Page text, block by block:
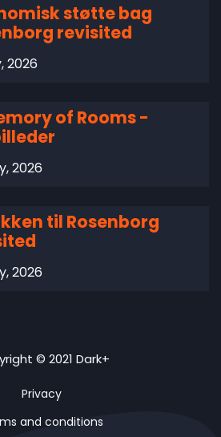
støtte bag
revisited
2026
of Rooms -
2026
til Rosenborg
2026
© 2021 Dark+
Privacy
and conditions